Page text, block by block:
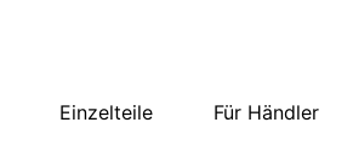
Einzelteile Für Händler